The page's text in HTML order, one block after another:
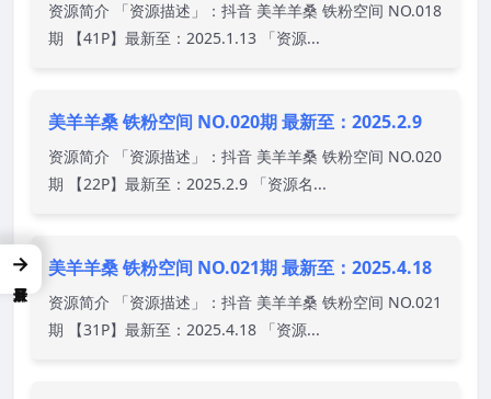
资源简介 「资源描述」：抖音 美羊羊桑 铁粉空间 NO.018
期 【41P】最新至：2025.1.13 「资源...
美羊羊桑 铁粉空间 NO.020期 最新至：2025.2.9
资源简介 「资源描述」：抖音 美羊羊桑 铁粉空间 NO.020
期 【22P】最新至：2025.2.9 「资源名...
美羊羊桑 铁粉空间 NO.021期 最新至：2025.4.18
资源简介 「资源描述」：抖音 美羊羊桑 铁粉空间 NO.021
期 【31P】最新至：2025.4.18 「资源...
→